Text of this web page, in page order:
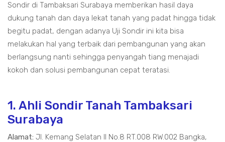
Sondir di Tambaksari Surabaya memberikan hasil daya
dukung tanah dan daya lekat tanah yang padat hingga tidak
begitu padat, dengan adanya Uji Sondir ini kita bisa
melakukan hal yang terbaik dari pembangunan yang akan
berlangsung nanti sehingga penyangah tiang menajadi
kokoh dan solusi pembangunan cepat teratasi.
1. Ahli Sondir Tanah Tambaksari
Surabaya
Alamat: Jl. Kemang Selatan II No.8 RT.008 RW.002 Bangka,